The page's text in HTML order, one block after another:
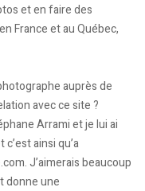
et en faire des
France et au Québec,
auprès de
avec ce site ?
Arrami et je lui ai
ainsi qu’a
J’aimerais beaucoup
donne une